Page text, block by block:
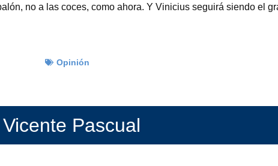
no a las coces, como ahora. Y Vinicius seguirá siendo el
Opinión
Pascual